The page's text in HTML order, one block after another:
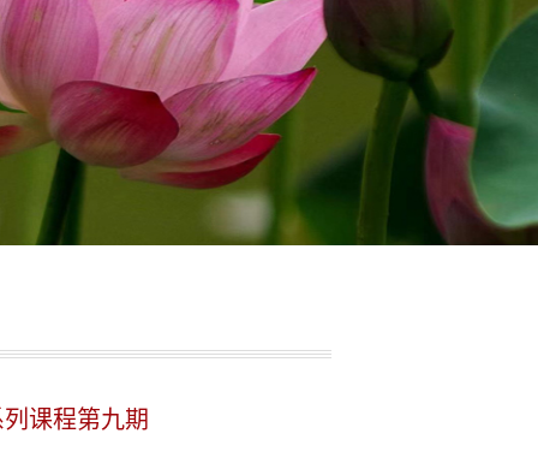
课程第九期